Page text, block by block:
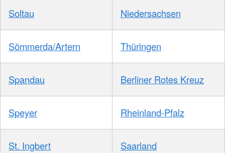
Soltau Niedersachsen
Sömmerda/Artern Thüringen
Spandau Berliner Rotes Kreuz
Speyer Rheinland-Pfalz
St. Ingbert Saarland